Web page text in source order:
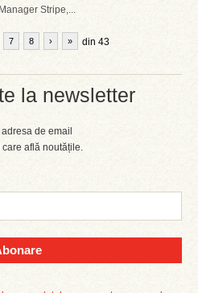
la newsletter
de email
află noutățile.
Stripe,...
7 8 din 43
› »